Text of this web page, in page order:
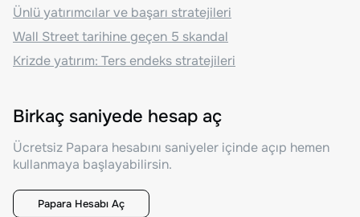
Ünlü yatırımcılar ve başarı stratejileri
Wall Street tarihine geçen 5 skandal
Krizde yatırım: Ters endeks stratejileri
Birkaç saniyede hesap aç
Ücretsiz Papara hesabını saniyeler içinde açıp hemen
kullanmaya başlayabilirsin.
Papara Hesabı Aç